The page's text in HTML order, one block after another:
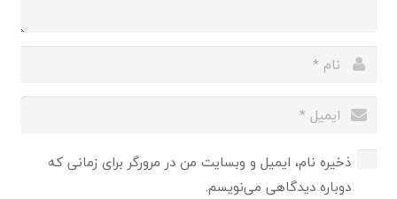
ذخیره نام، ایمیل و وبسایت من در مرورگر برای زمانی که
دوباره دیدگاهی می‌نویسم.